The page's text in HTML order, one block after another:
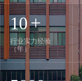
10+
行业实力经验
（年）